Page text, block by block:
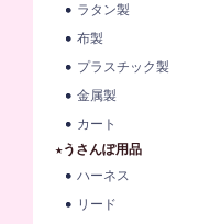
ラタン製
布製
プラスチック製
金属製
カート
★うさんぽ用品
ハーネス
リード